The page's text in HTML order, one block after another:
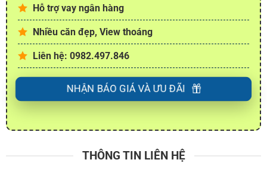
Hỗ trợ vay ngân hàng
Nhiều căn đẹp, View thoáng
Liên hệ: 0982.497.846
NHẬN BÁO GIÁ VÀ ƯU ĐÃI
THÔNG TIN LIÊN HỆ